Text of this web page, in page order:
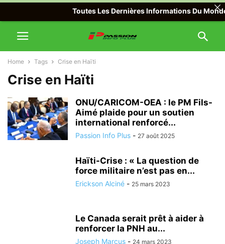
Home Tags Crise en Haïti
Crise en Haïti
ONU/CARICOM-OEA : le PM Fils-
Aimé plaide pour un soutien
international renforcé...
Passion Info Plus - 27 août 2025
Haïti-Crise : « La question de
force militaire n’est pas en...
Erickson Alciné - 25 mars 2023
Le Canada serait prêt à aider à
renforcer la PNH au...
Joseph Marcus - 24 mars 2023
Toutes Les Dernières Informations Du